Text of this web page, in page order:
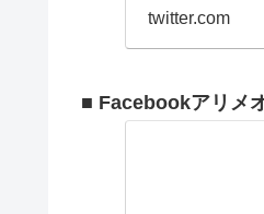
twitter.com
■ Facebookアリメ